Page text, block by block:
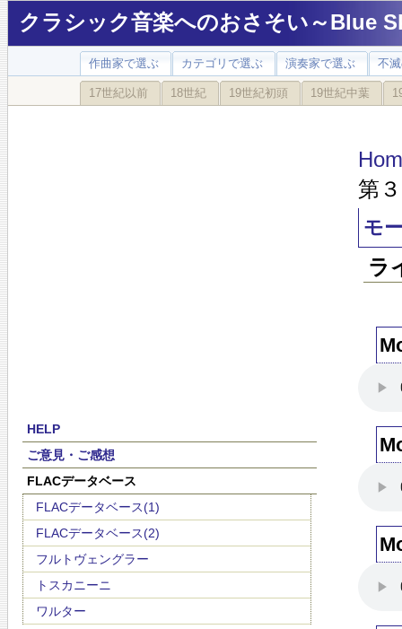
クラシック音楽へのおさそい～Blue
作曲家で選ぶ カテゴリで選ぶ 演奏家で選ぶ 不
17世紀以前 18世紀 19世紀初頭 19世紀中葉
HELP
ご意見・ご感想
FLACデータベース
FLACデータベース(1)
FLACデータベース(2)
フルトヴェングラー
トスカニーニ
ワルター
第
モ
ラ